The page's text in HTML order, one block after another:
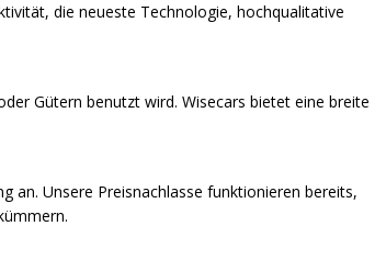
die neueste Technologie, hochqualitative
Gütern benutzt wird. Wisecars bietet eine breite
an. Unsere Preisnachlasse funktionieren bereits,